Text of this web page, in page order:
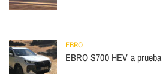
EBRO
EBRO S700 HEV a prueba